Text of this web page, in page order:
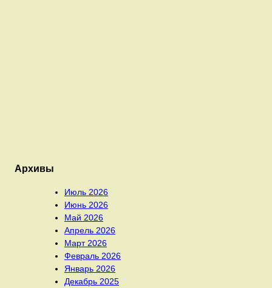
Архивы
Июль 2026
Июнь 2026
Май 2026
Апрель 2026
Март 2026
Февраль 2026
Январь 2026
Декабрь 2025